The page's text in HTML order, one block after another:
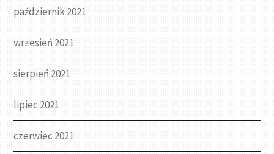
październik 2021
wrzesień 2021
sierpień 2021
lipiec 2021
czerwiec 2021